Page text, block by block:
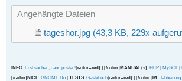
Angehängte Dateien
tageshor.jpg (43,3 KB, 229x
INFO: Erst suchen, dann posten![color=red] | [/color]MANUAL(s): PHP | MySQL |
[/color]NICE: GNOME Do | TESTS: Gästebuch[color=red] | [/color]IM: Jabber.org